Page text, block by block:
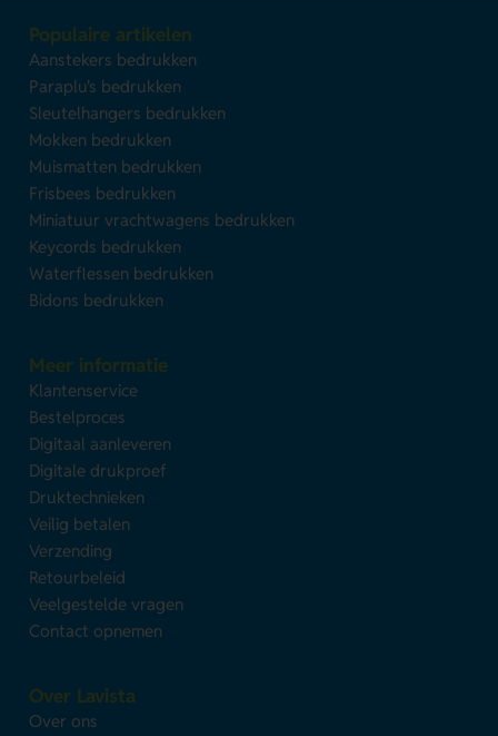
Populaire artikelen
Aanstekers bedrukken
Paraplu's bedrukken
Sleutelhangers bedrukken
Mokken bedrukken
Muismatten bedrukken
Frisbees bedrukken
Miniatuur vrachtwagens bedrukken
Keycords bedrukken
Waterflessen bedrukken
Bidons bedrukken
Meer informatie
Klantenservice
Bestelproces
Digitaal aanleveren
Digitale drukproef
Druktechnieken
Veilig betalen
Verzending
Retourbeleid
Veelgestelde vragen
Contact opnemen
Over Lavista
Over ons